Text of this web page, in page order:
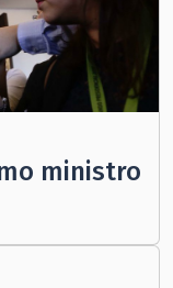
ministro